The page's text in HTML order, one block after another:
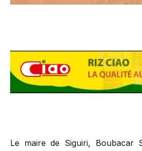
Le maire de Siguiri, Boubacar